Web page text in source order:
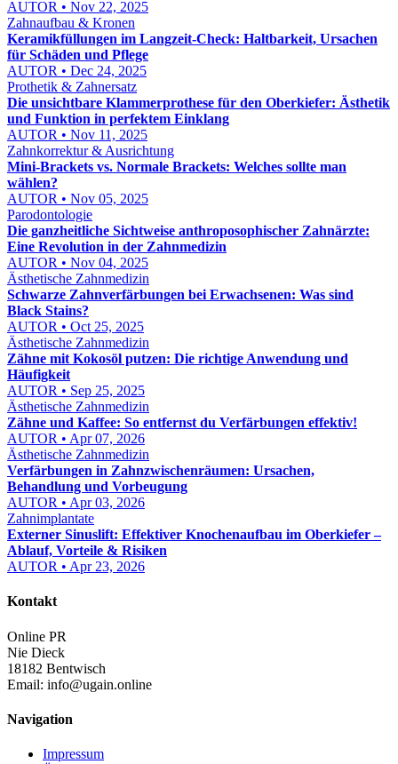
AUTOR • Nov 22, 2025
Zahnaufbau & Kronen
Keramikfüllungen im Langzeit-Check: Haltbarkeit, Ursachen
für Schäden und Pflege
AUTOR • Dec 24, 2025
Prothetik & Zahnersatz
Die unsichtbare Klammerprothese für den Oberkiefer: Ästhetik
und Funktion in perfektem Einklang
AUTOR • Nov 11, 2025
Zahnkorrektur & Ausrichtung
Mini-Brackets vs. Normale Brackets: Welches sollte man
wählen?
AUTOR • Nov 05, 2025
Parodontologie
Die ganzheitliche Sichtweise anthroposophischer Zahnärzte:
Eine Revolution in der Zahnmedizin
AUTOR • Nov 04, 2025
Ästhetische Zahnmedizin
Schwarze Zahnverfärbungen bei Erwachsenen: Was sind
Black Stains?
AUTOR • Oct 25, 2025
Ästhetische Zahnmedizin
Zähne mit Kokosöl putzen: Die richtige Anwendung und
Häufigkeit
AUTOR • Sep 25, 2025
Ästhetische Zahnmedizin
Zähne und Kaffee: So entfernst du Verfärbungen effektiv!
AUTOR • Apr 07, 2026
Ästhetische Zahnmedizin
Verfärbungen in Zahnzwischenräumen: Ursachen,
Behandlung und Vorbeugung
AUTOR • Apr 03, 2026
Zahnimplantate
Externer Sinuslift: Effektiver Knochenaufbau im Oberkiefer –
Ablauf, Vorteile & Risiken
AUTOR • Apr 23, 2026
Kontakt
Online PR
Nie Dieck
18182 Bentwisch
Email: info@ugain.online
Navigation
Impressum